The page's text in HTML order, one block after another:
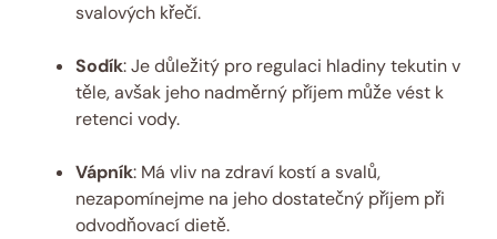
svalových křečí.
Sodík: Je důležitý pro regulaci hladiny tekutin v
těle, avšak jeho nadměrný příjem může vést k
retenci vody.
Vápník: Má vliv na zdraví kostí a svalů,
nezapomínejme na jeho dostatečný příjem při
odvodňovací dietě.